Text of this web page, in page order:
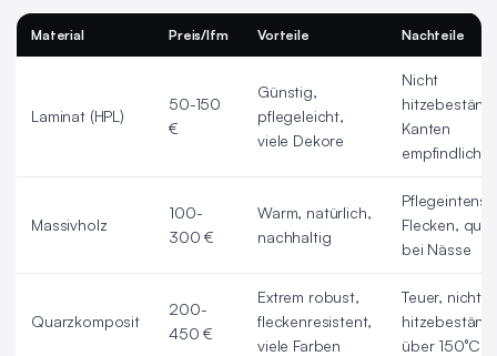
Material Preis/lfm Vorteile Nachteile
Laminat (HPL)
50-150
€
Günstig,
pflegeleicht,
viele Dekore
Nicht
Kanten
empfindlich
Massivholz
100-
300 €
Warm, natürlich,
nachhaltig
Flecken, quillt
bei Nässe
Quarzkomposit
200-
450 €
Extrem robust,
fleckenresistent,
viele Farben
Teuer, nicht
über 150°C